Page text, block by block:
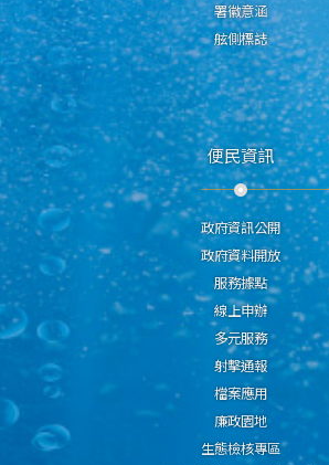
署徽意涵
舷側標誌
便民資訊
政府資訊公開
政府資料開放
服務據點
線上申辦
多元服務
射擊通報
檔案應用
廉政園地
生態檢核專區